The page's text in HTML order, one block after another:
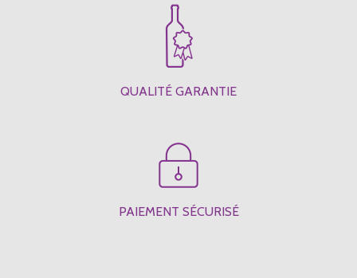
QUALITÉ GARANTIE
PAIEMENT SÉCURISÉ